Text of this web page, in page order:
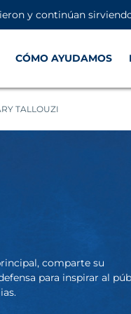
y continúan
CÓMO AYUDAMOS
TALLOUZI
comparte su
para inspirar al